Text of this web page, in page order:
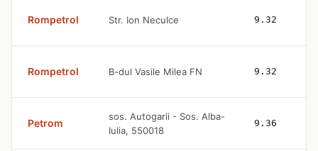
Rompetrol Str. Ion Neculce 9.32
Rompetrol B-dul Vasile Milea FN 9.32
Petrom
sos. Autogarii - Sos. Alba-
Iulia, 550018
9.36